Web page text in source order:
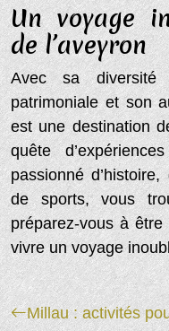
Un voyage
de l’aveyron
Avec sa diversité
patrimoniale et son
est une destination
quête
passionné
de sports, vous
préparez-vous à
vivre un voyage
Millau : activités